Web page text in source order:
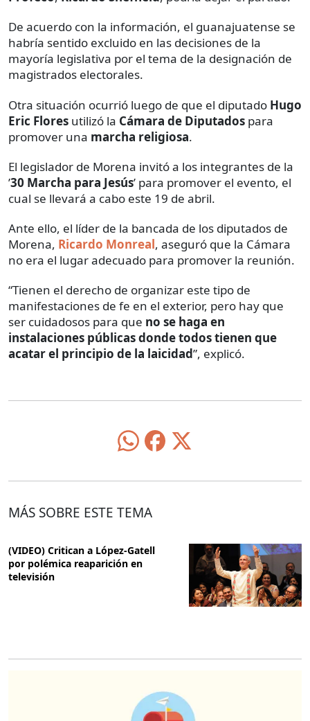
De acuerdo con la información, el guanajuatense se
habría sentido excluido en las decisiones de la
mayoría legislativa por el tema de la designación de
magistrados electorales.
Otra situación ocurrió luego de que el diputado Hugo
Eric Flores utilizó la Cámara de Diputados para
promover una marcha religiosa.
El legislador de Morena invitó a los integrantes de la
’30 Marcha para Jesús’ para promover el evento, el
cual se llevará a cabo este 19 de abril.
Ante ello, el líder de la bancada de los diputados de
Morena, Ricardo Monreal, aseguró que la Cámara
no era el lugar adecuado para promover la reunión.
“Tienen el derecho de organizar este tipo de
manifestaciones de fe en el exterior, pero hay que
ser cuidadosos para que no se haga en
instalaciones públicas donde todos tienen que
acatar el principio de la laicidad”, explicó.
MÁS SOBRE ESTE TEMA
(VIDEO) Critican a López-Gatell
por polémica reaparición en
televisión